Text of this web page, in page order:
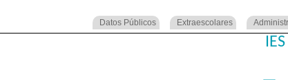
Datos Públicos Extraescolares